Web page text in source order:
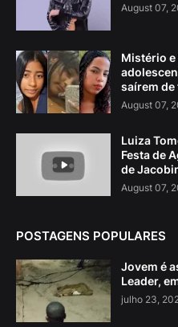
August 07,
Mistério e
saírem de
August 07,
Luiza
Festa de
de
August 07,
POSTAGENS POPULARES
Jovem é
Leader,
julho 23,